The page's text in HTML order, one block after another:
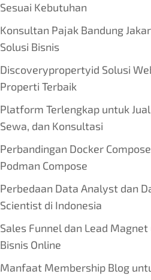
Sesuai Kebutuhan
Konsultan Pajak Bandung
Solusi Bisnis
Discoverypropertyid Solusi
Properti Terbaik
Platform Terlengkap untuk
Sewa, dan Konsultasi
Perbandingan Docker
Podman Compose
Perbedaan Data Analyst dan
Scientist di Indonesia
Sales Funnel dan Lead
Bisnis Online
Manfaat Membership Blog